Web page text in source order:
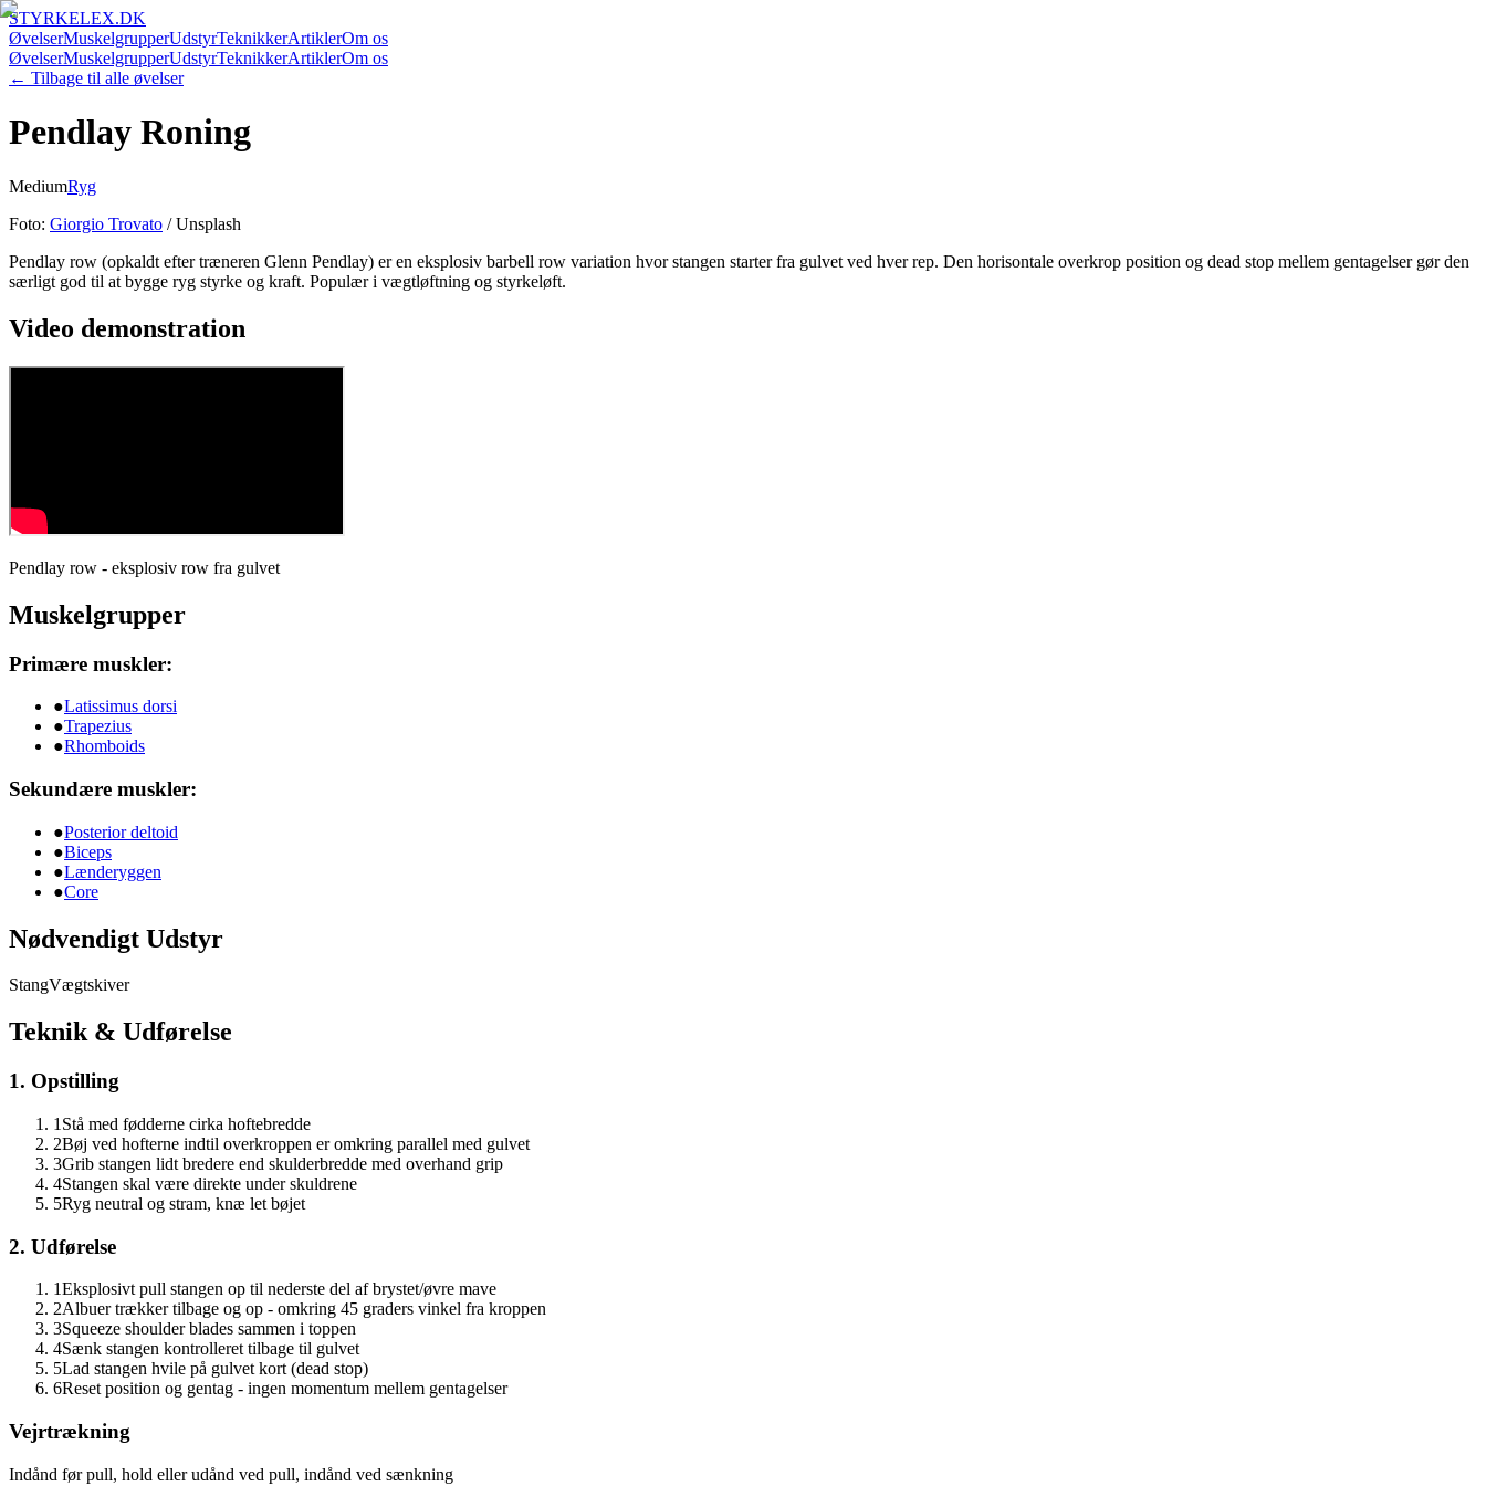
STYRKELEX.DK
ØvelserMuskelgrupperUdstyrTeknikkerArtiklerOm os
ØvelserMuskelgrupperUdstyrTeknikkerArtiklerOm os
← Tilbage til alle øvelser
Pendlay Roning
MediumRyg
Foto: Giorgio Trovato / Unsplash
Pendlay row (opkaldt efter træneren Glenn Pendlay) er en eksplosiv barbell row variation hvor stangen starter fra gulvet ved hver rep. Den horisontale overkrop position og dead stop mellem gentagelser gør den
særligt god til at bygge ryg styrke og kraft. Populær i vægtløftning og styrkeløft.
Video demonstration
Pendlay row - eksplosiv row fra gulvet
Muskelgrupper
Primære muskler:
●Latissimus dorsi
●Trapezius
●Rhomboids
Sekundære muskler:
●Posterior deltoid
●Biceps
●Lænderyggen
●Core
Nødvendigt Udstyr
StangVægtskiver
Teknik & Udførelse
1. Opstilling
1 Stå med fødderne cirka hoftebredde
2Bøj ved hofterne indtil overkroppen er omkring parallel med gulvet
3Grib stangen lidt bredere end skulderbredde med overhand grip
4Stangen skal være direkte under skuldrene
5Ryg neutral og stram, knæ let bøjet
2. Udførelse
1Eksplosivt pull stangen op til nederste del af brystet/øvre mave
2Albuer trækker tilbage og op - omkring 45 graders vinkel fra kroppen
3Squeeze shoulder blades sammen i toppen
4Sænk stangen kontrolleret tilbage til gulvet
5Lad stangen hvile på gulvet kort (dead stop)
6Reset position og gentag - ingen momentum mellem gentagelser
Vejrtrækning
Indånd før pull, hold eller udånd ved pull, indånd ved sænkning